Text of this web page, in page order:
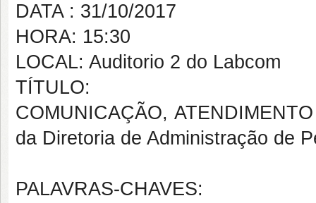
DATA : 31/10/2017
HORA: 15:30
LOCAL: Auditorio 2 do Labcom
TÍTULO:
COMUNICAÇÃO,
da Diretoria de Administração de
PALAVRAS-CHAVES: